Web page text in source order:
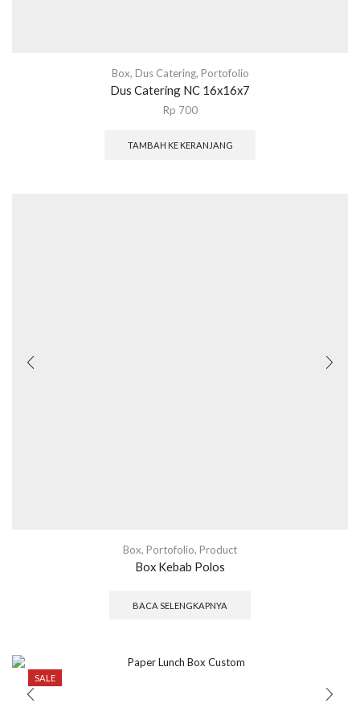
Box, Dus Catering, Portofolio
Dus Catering NC 16x16x7
Rp 700
TAMBAH KE KERANJANG
Box, Portofolio, Product
Box Kebab Polos
BACA SELENGKAPNYA
SALE